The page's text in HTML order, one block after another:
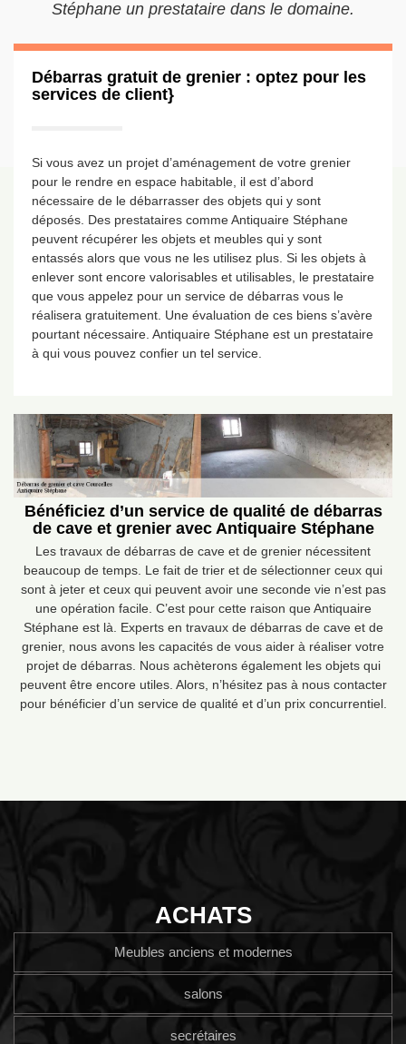
Stéphane un prestataire dans le domaine.
Débarras gratuit de grenier : optez pour les
services de client}
Si vous avez un projet d’aménagement de votre grenier
pour le rendre en espace habitable, il est d’abord
nécessaire de le débarrasser des objets qui y sont
déposés. Des prestataires comme Antiquaire Stéphane
peuvent récupérer les objets et meubles qui y sont
entassés alors que vous ne les utilisez plus. Si les objets à
enlever sont encore valorisables et utilisables, le prestataire
que vous appelez pour un service de débarras vous le
réalisera gratuitement. Une évaluation de ces biens s’avère
pourtant nécessaire. Antiquaire Stéphane est un prestataire
à qui vous pouvez confier un tel service.
Bénéficiez d’un service de qualité de débarras
de cave et grenier avec Antiquaire Stéphane
Les travaux de débarras de cave et de grenier nécessitent
beaucoup de temps. Le fait de trier et de sélectionner ceux qui
sont à jeter et ceux qui peuvent avoir une seconde vie n’est pas
une opération facile. C’est pour cette raison que Antiquaire
Stéphane est là. Experts en travaux de débarras de cave et de
grenier, nous avons les capacités de vous aider à réaliser votre
projet de débarras. Nous achèterons également les objets qui
peuvent être encore utiles. Alors, n’hésitez pas à nous contacter
pour bénéficier d’un service de qualité et d’un prix concurrentiel.
ACHATS
Meubles anciens et modernes
salons
secrétaires